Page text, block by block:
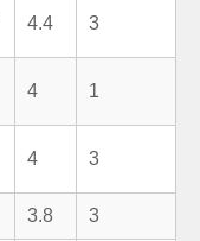
4.4 3
4 1
4 3
3.8 3